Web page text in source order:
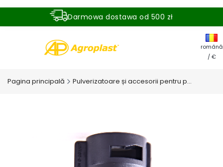
Darmowa dostawa od 500 zł
română
/ €
Pagina principală Pulverizatoare și accesorii pentru pulverizatoare